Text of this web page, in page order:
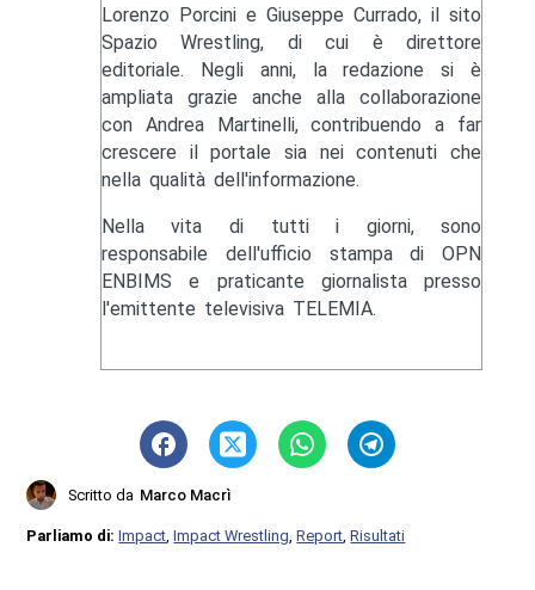
Lorenzo Porcini e Giuseppe Currado, il sito
Spazio Wrestling, di cui è direttore
editoriale. Negli anni, la redazione si è
ampliata grazie anche alla collaborazione
con Andrea Martinelli, contribuendo a far
crescere il portale sia nei contenuti che
nella qualità dell'informazione.
Nella vita di tutti i giorni, sono
responsabile dell'ufficio stampa di OPN
ENBIMS e praticante giornalista presso
l'emittente televisiva TELEMIA.
Scritto da Marco Macrì
Parliamo di:Impact ,Impact Wrestling ,Report ,Risultati